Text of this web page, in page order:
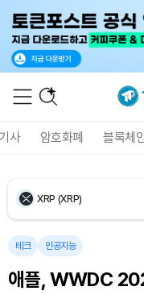
사 암호화폐 블록체
Ethereum (ETH)
XRP (XRP)
Solana (SOL)
TRON (TRX)
테크 인공지능
애플, WWDC